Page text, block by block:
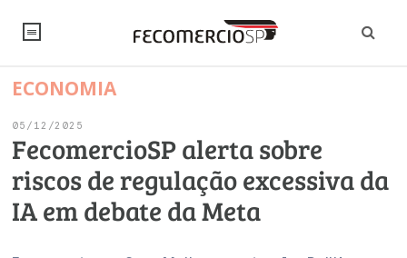
NOTÍCIAS
Artigos
Institucional
Economia
Pesquisas
PESQUISAS
ECONOMIA
05/12/2025
FecomercioSP alerta sobre
riscos de regulação excessiva da
IA em debate da Meta